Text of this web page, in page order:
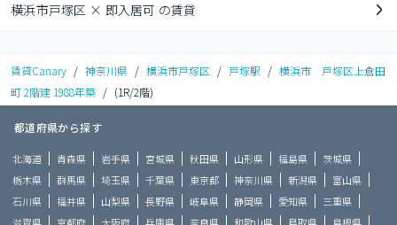
横浜市戸塚区 × 即入居可 の賃貸
賃貸Canary / 神奈川県 / 横浜市戸塚区 / 戸塚駅 / 横浜市 戸塚区上倉田
町 2階建 1988年築 / (1R/2階)
都道府県から探す
北海道 青森県 岩手県 宮城県 秋田県 山形県 福島県
茨城県
栃木県
群馬県 埼玉県 千葉県 東京都 神奈川県 新潟県
富山県
石川県
福井県 山梨県 長野県 岐阜県 静岡県 愛知県
三重県